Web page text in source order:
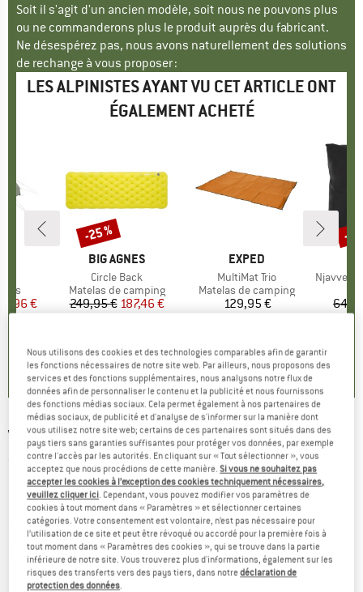
Soit il s'agit d'un ancien modèle, soit nous ne pouvons plus
ou ne commanderons plus le produit auprès du fabricant.
Ne désespérez pas, nous avons naturellement des solutions
de rechange à vous proposer :
LES ALPINISTES AYANT VU CET ARTICLE ONT
ÉGALEMENT ACHETÉ
réduit
€
MARQUE
BIG AGNES
Article
Circle Back
Product group
Matelas de camping
Prix
249,95 €Prix réduit
187,46 €
5,0( 1
Remise
-25 %
MARQUE
EXPED
Article
MultiMat Trio
Product group
Matelas de camping
Prix
129,95 €
4,7 (6
Article
-
VAUDE - Floor Protector Arco 2P - Toile de sol
(0)
Nous utilisons des cookies et des technologies comparables afin de garantir
les fonctions nécessaires de notre site web. Par ailleurs, nous proposons des
services et des fonctions supplémentaires, nous analysons notre flux de
données afin de personnaliser le contenu et la publicité et nous fournissons
des fonctions médias sociaux. Cela permet également à nos partenaires de
médias sociaux, de publicité et d'analyse de s'informer sur la manière dont
vous utilisez notre site web; certains de ces partenaires sont situés dans des
pays tiers sans garanties suffisantes pour protéger vos données, par exemple
contre l'accès par les autorités. En cliquant sur « Tout sélectionner », vous
acceptez que nous procédions de cette manière.Si vous ne souhaitez pas
accepter les cookies à l’exception des cookies techniquement nécessaires,
veuillez cliquer ici. Cependant, vous pouvez modifier vos paramètres de
cookies à tout moment dans « Paramètres » et sélectionner certaines
catégories. Votre consentement est volontaire, n’est pas nécessaire pour
l’utilisation de ce site et peut être révoqué ou accordé pour la première fois à
tout moment dans « Paramètres des cookies », qui se trouve dans la partie
inférieure de notre site. Vous trouverez plus d'informations, également sur les
risques des transferts vers des pays tiers, dans notredéclaration de
protection des données.